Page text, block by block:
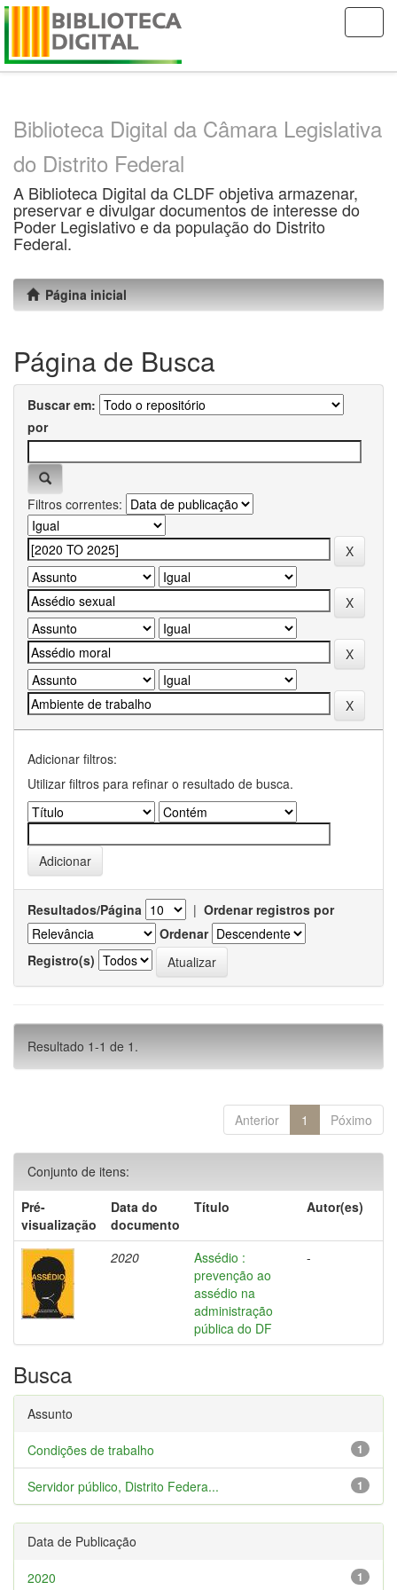
Skip
Biblioteca Digital da Câmara Legislativa
do Distrito Federal
A Biblioteca Digital da CLDF objetiva armazenar,
preservar e divulgar documentos de interesse do
Poder Legislativo e da população do Distrito
Federal.
Página inicial
Página de Busca
Buscar em:
por
Filtros correntes:
Adicionar filtros:
Utilizar filtros para refinar o resultado de busca.
Resultados/Página | Ordenar registros por
Ordenar
Registro(s)
Resultado 1-1 de 1.
Anterior 1 Póximo
Conjunto de itens:
Pré-
visualização
Data do
documento
Título Autor(es)
2020
Assédio :
prevenção ao
assédio na
administração
pública do DF
-
Busca
Assunto
1
Condições de trabalho
1
Servidor público, Distrito Federa...
Data de Publicação
1
2020